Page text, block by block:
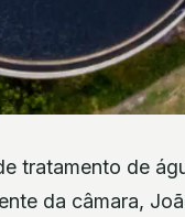
tratamento de
da câmara,